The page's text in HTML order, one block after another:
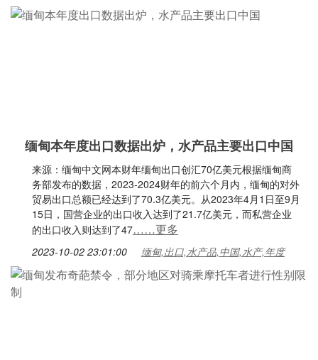
缅甸本年度出口数据出炉，水产品主要出口中国
来源：缅甸中文网本财年缅甸出口创汇70亿美元根据缅甸商
务部发布的数据，2023-2024财年的前六个月内，缅甸的对外
贸易出口总额已经达到了70.3亿美元。从2023年4月1日至9月
15日，国营企业的出口收入达到了21.7亿美元，而私营企业
的出口收入则达到了47……更多
2023-10-02 23:01:00 缅甸,出口,水产品,中国,水产,年度